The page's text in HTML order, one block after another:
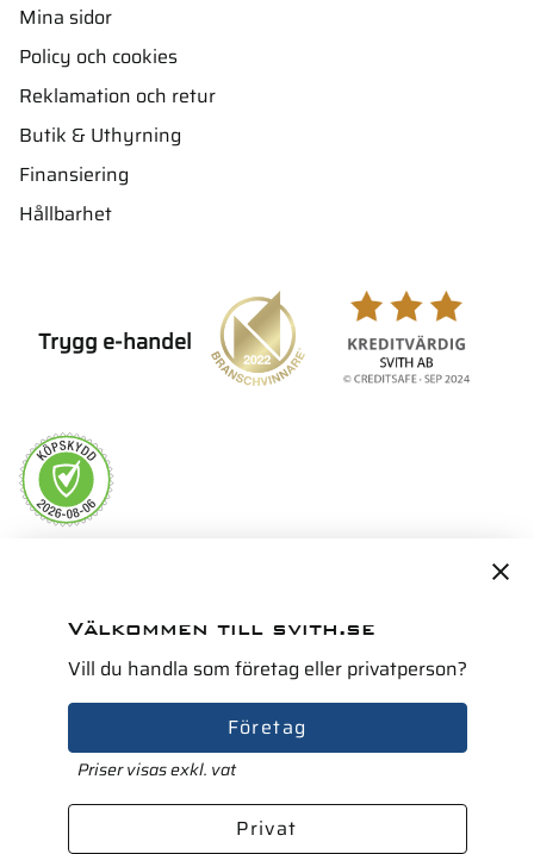
Mina sidor
Policy och cookies
Reklamation och retur
Butik & Uthyrning
Finansiering
Hållbarhet
Trygg e-handel
Välkommen till svith.se
Vill du handla som företag eller privatperson?
Företag
Priser visas exkl. vat
Privat